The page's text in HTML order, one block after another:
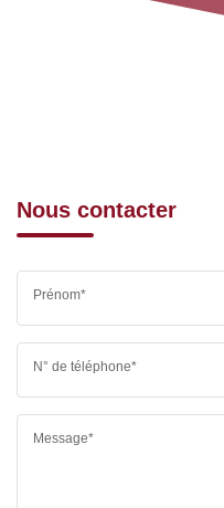
Nous contacter
Prénom*
N° de téléphone*
Message*